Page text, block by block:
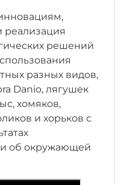
реализация
решений
разных видов,
Danio, лягушек
хомяков,
и хорьков с
и об окружающей